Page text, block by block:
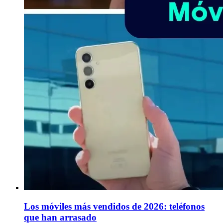
Los móviles más vendidos de 2026: teléfonos
que han arrasado